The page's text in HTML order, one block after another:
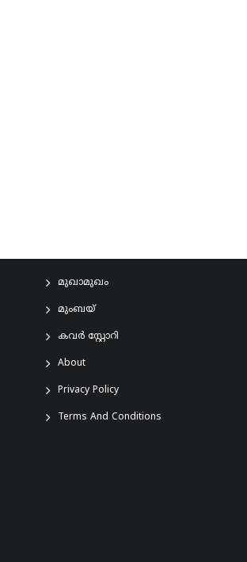
മുഖാമുഖം
മുംബയ്
കവർ സ്റ്റോറി
About
Privacy Policy
Terms And Conditions